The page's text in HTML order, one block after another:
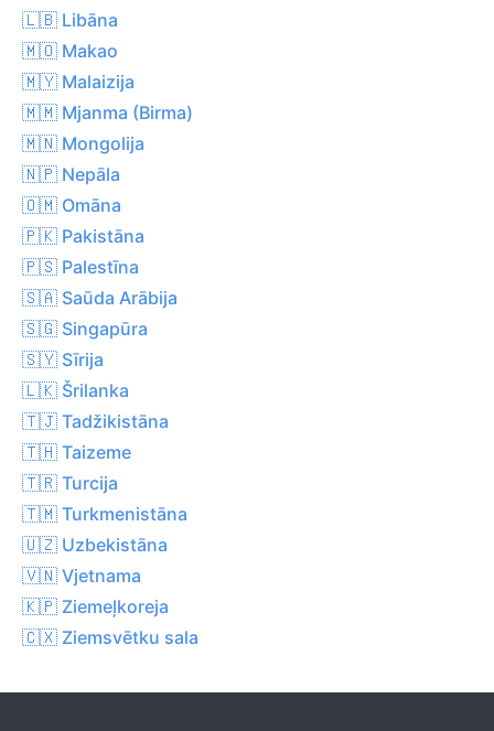
🇱🇧 Libāna
🇲🇴 Makao
🇲🇾 Malaizija
🇲🇲 Mjanma (Birma)
🇲🇳 Mongolija
🇳🇵 Nepāla
🇴🇲 Omāna
🇵🇰 Pakistāna
🇵🇸 Palestīna
🇸🇦 Saūda Arābija
🇸🇬 Singapūra
🇸🇾 Sīrija
🇱🇰 Šrilanka
🇹🇯 Tadžikistāna
🇹🇭 Taizeme
🇹🇷 Turcija
🇹🇲 Turkmenistāna
🇺🇿 Uzbekistāna
🇻🇳 Vjetnama
🇰🇵 Ziemeļkoreja
🇨🇽 Ziemsvētku sala